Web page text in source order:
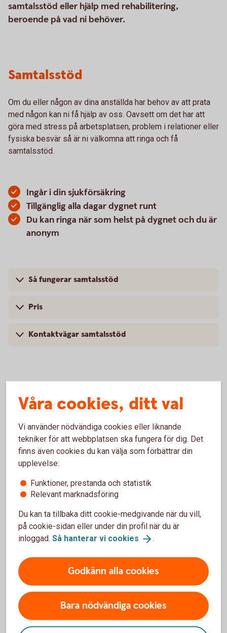
samtalsstöd eller hjälp med rehabilitering,
beroende på vad ni behöver.
Samtalsstöd
Om du eller någon av dina anställda har behov av att prata
med någon kan ni få hjälp av oss. Oavsett om det har att
göra med stress på arbetsplatsen, problem i relationer eller
fysiska besvär så är ni välkomna att ringa och få
samtalsstöd.
Ingår i din sjukförsäkring
Tillgänglig alla dagar dygnet runt
Du kan ringa när som helst på dygnet och du är
anonym
Så fungerar samtalsstöd
Pris
Kontaktvägar samtalsstöd
Rehabilitering och
rehabiliteringsplan
Om du eller en anställd skulle bli sjukskriven och behöva
hjälp att komma tillbaka till arbetet, kan ni få
arbetslivsinriktat rehabiliteringsstöd via sjukförsäkringen.
för att komma tillbaka till arbetet - och hälsan.
Ingår i din sjukförsäkring
Tillgänglig alla vardagar klockan 08.00-17.00
Arbetslivsinriktad rehabilitering i samarbete
med Feelgood
Så fungerar rehabiliteringsstöd
Våra cookies, ditt val
Vi använder nödvändiga cookies eller liknande
tekniker för att webbplatsen ska fungera för dig. Det
finns även cookies du kan välja som förbättrar din
upplevelse:
Funktioner, prestanda och statistik
Relevant marknadsföring
Du kan ta tillbaka ditt cookie-medgivande när du vill,
på cookie-sidan eller under din profil när du är
inloggad. Så hanterar vi cookies .
Godkänn alla cookies
Bara nödvändiga cookies